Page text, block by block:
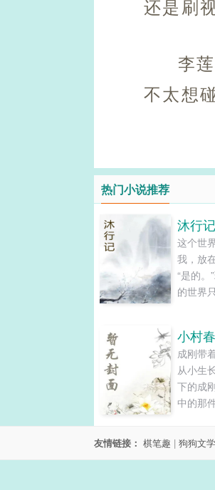
还是刷
李
不太想
热门小说推荐
沐行记
这个世
我，放
“是的。
的世界
哪些是
世界都
答：“
界上有
小村
成刚带
从小生
下的成
中的那
高雅美
还有温
友情链接： 棋笔趣 | 狗狗文学